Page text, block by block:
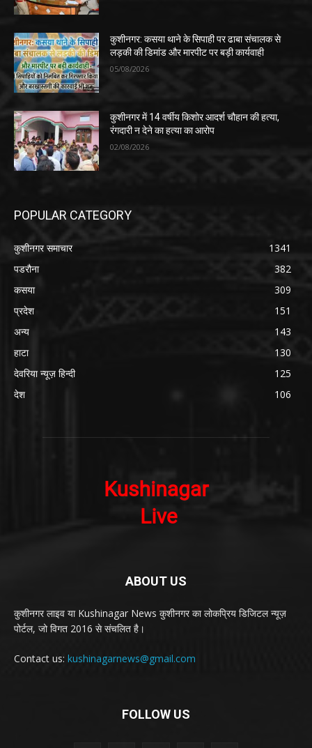
कुशीनगर: कसया थाने के सिपाही पर ढाबा संचालक से
लड़की की डिमांड और मारपीट पर बड़ी कार्यवाही
05/08/2026
कुशीनगर में 14 वर्षीय किशोर आदर्श चौहान की हत्या,
रंगदारी न देने का हत्या का आरोप
02/08/2026
POPULAR CATEGORY
कुशीनगर समाचार
1341
पडरौना
382
कसया
309
प्रदेश
151
अन्य
143
हाटा
130
देवरिया न्यूज़ हिन्दी
125
देश
106
ABOUT US
कुशीनगर लाइव या Kushinagar News कुशीनगर का लोकप्रिय डिजिटल न्यूज़
पोर्टल, जो विगत 2016 से संचलित है।
Contact us: kushinagarnews@gmail.com
FOLLOW US